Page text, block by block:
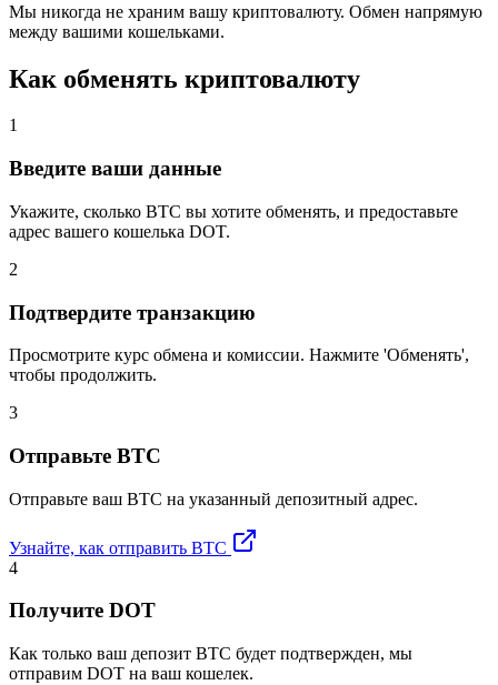
Мы никогда не храним вашу криптовалюту. Обмен напрямую
между вашими кошельками.
Как обменять криптовалюту
1
Введите ваши данные
Укажите, сколько BTC вы хотите обменять, и предоставьте
адрес вашего кошелька DOT.
2
Подтвердите транзакцию
Просмотрите курс обмена и комиссии. Нажмите 'Обменять',
чтобы продолжить.
3
Отправьте BTC
Отправьте ваш BTC на указанный депозитный адрес.
Узнайте, как отправить BTC
4
Получите DOT
Как только ваш депозит BTC будет подтвержден, мы
отправим DOT на ваш кошелек.